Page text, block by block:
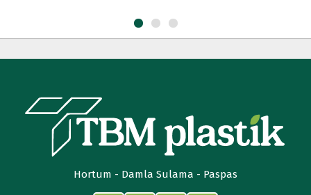
Hortum - Damla Sulama - Paspas